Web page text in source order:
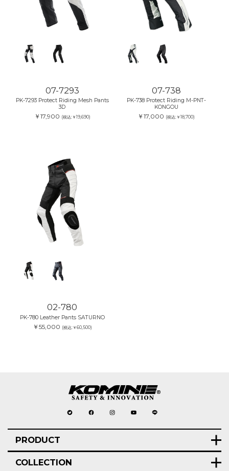
07-7293
PK-7293 Protect Riding Mesh Pants
3D
￥17,900 (税込:￥19,690)
07-738
PK-738 Protect Riding M-PNT-
KONGOU
￥17,000 (税込:￥18,700)
02-780
PK-780 Leather Pants SATURNO
￥55,000 (税込:￥60,500)
PRODUCT
COLLECTION